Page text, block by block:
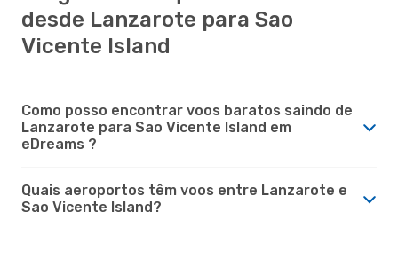
desde Lanzarote para Sao
Vicente Island
Como posso encontrar voos baratos saindo de
Lanzarote para Sao Vicente Island em
eDreams ?
Quais aeroportos têm voos entre Lanzarote e
Sao Vicente Island?